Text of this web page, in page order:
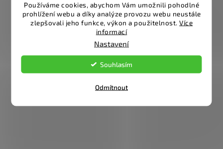
Používáme cookies, abychom Vám umožnili pohodlné
prohlížení webu a díky analýze provozu webu neustále
zlepšovali jeho funkce, výkon a použitelnost. Více
informací
Nastavení
Odmítnout
Souhlasím